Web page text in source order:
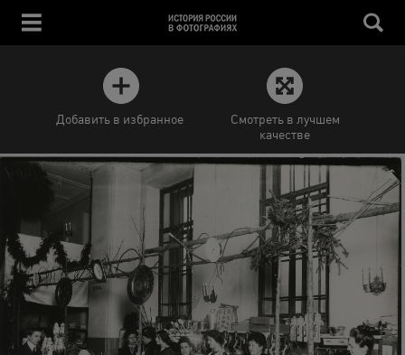
Добавить в избранное
Смотреть в лучшем
качестве